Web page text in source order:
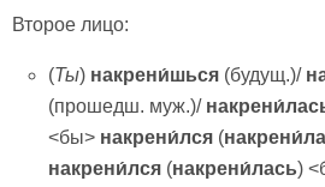
Второе лицо:
(Ты) накрени́шься (будущ.)/
(прошедш. муж.)/
<бы> накрени́лся (
накрени́лся (накрени́лась)